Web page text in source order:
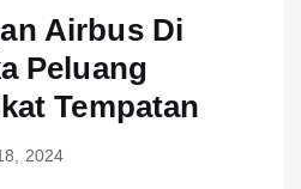
Airbus Di
Peluang
Tempatan
2024